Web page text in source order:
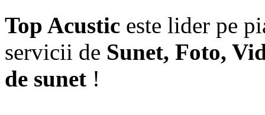
Top Acustic este lider pe
servicii de Sunet, Foto,
de sunet !